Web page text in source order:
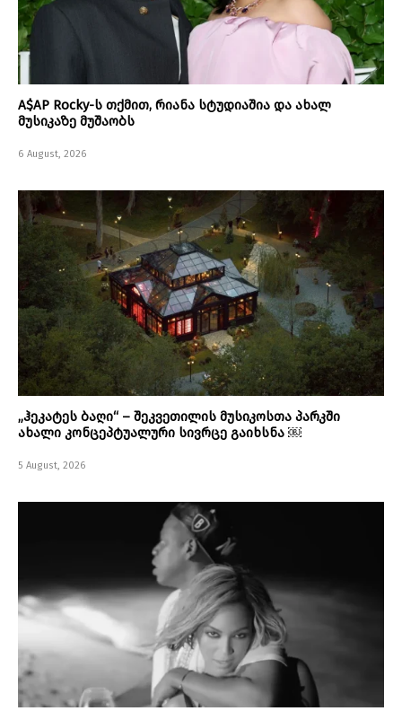
A$AP Rocky-ს თქმით, რიანა სტუდიაშია და ახალ
მუსიკაზე მუშაობს
6 August, 2026
„ჰეკატეს ბაღი“ – შეკვეთილის მუსიკოსთა პარკში
ახალი კონცეპტუალური სივრცე გაიხსნა ￼
5 August, 2026